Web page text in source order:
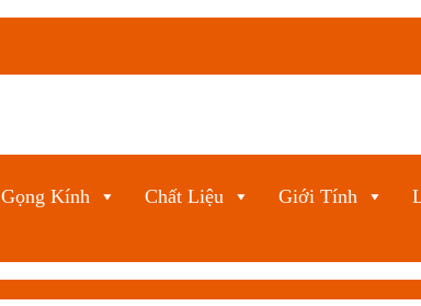
Gọng Kính Chất Liệu Giới Tính